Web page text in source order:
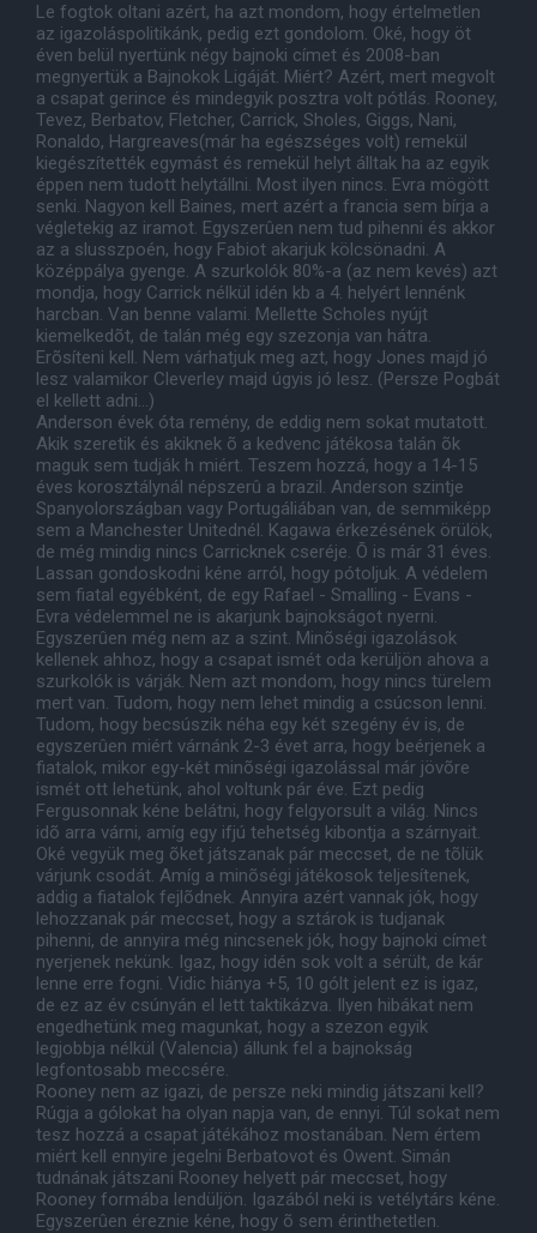
Le fogtok oltani azért, ha azt mondom, hogy értelmetlen
az igazoláspolitikánk, pedig ezt gondolom. Oké, hogy öt
éven belül nyertünk négy bajnoki címet és 2008-ban
megnyertük a Bajnokok Ligáját. Miért? Azért, mert megvolt
a csapat gerince és mindegyik posztra volt pótlás. Rooney,
Tevez, Berbatov, Fletcher, Carrick, Sholes, Giggs, Nani,
Ronaldo, Hargreaves(már ha egészséges volt) remekül
kiegészítették egymást és remekül helyt álltak ha az egyik
éppen nem tudott helytállni. Most ilyen nincs. Evra mögött
senki. Nagyon kell Baines, mert azért a francia sem bírja a
végletekig az iramot. Egyszerûen nem tud pihenni és akkor
az a slusszpoén, hogy Fabiot akarjuk kölcsönadni. A
középpálya gyenge. A szurkolók 80%-a (az nem kevés) azt
mondja, hogy Carrick nélkül idén kb a 4. helyért lennénk
harcban. Van benne valami. Mellette Scholes nyújt
kiemelkedõt, de talán még egy szezonja van hátra.
Erõsíteni kell. Nem várhatjuk meg azt, hogy Jones majd jó
lesz valamikor Cleverley majd úgyis jó lesz. (Persze Pogbát
el kellett adni...)
Anderson évek óta remény, de eddig nem sokat mutatott.
Akik szeretik és akiknek õ a kedvenc játékosa talán õk
maguk sem tudják h miért. Teszem hozzá, hogy a 14-15
éves korosztálynál népszerû a brazil. Anderson szintje
Spanyolországban vagy Portugáliában van, de semmiképp
sem a Manchester Unitednél. Kagawa érkezésének örülök,
de még mindig nincs Carricknek cseréje. Õ is már 31 éves.
Lassan gondoskodni kéne arról, hogy pótoljuk. A védelem
sem fiatal egyébként, de egy Rafael - Smalling - Evans -
Evra védelemmel ne is akarjunk bajnokságot nyerni.
Egyszerûen még nem az a szint. Minõségi igazolások
kellenek ahhoz, hogy a csapat ismét oda kerüljön ahova a
szurkolók is várják. Nem azt mondom, hogy nincs türelem
mert van. Tudom, hogy nem lehet mindig a csúcson lenni.
Tudom, hogy becsúszik néha egy két szegény év is, de
egyszerûen miért várnánk 2-3 évet arra, hogy beérjenek a
fiatalok, mikor egy-két minõségi igazolással már jövõre
ismét ott lehetünk, ahol voltunk pár éve. Ezt pedig
Fergusonnak kéne belátni, hogy felgyorsult a világ. Nincs
idõ arra várni, amíg egy ifjú tehetség kibontja a szárnyait.
Oké vegyük meg õket játszanak pár meccset, de ne tõlük
várjunk csodát. Amíg a minõségi játékosok teljesítenek,
addig a fiatalok fejlõdnek. Annyira azért vannak jók, hogy
lehozzanak pár meccset, hogy a sztárok is tudjanak
pihenni, de annyira még nincsenek jók, hogy bajnoki címet
nyerjenek nekünk. Igaz, hogy idén sok volt a sérült, de kár
lenne erre fogni. Vidic hiánya +5, 10 gólt jelent ez is igaz,
de ez az év csúnyán el lett taktikázva. Ilyen hibákat nem
engedhetünk meg magunkat, hogy a szezon egyik
legjobbja nélkül (Valencia) állunk fel a bajnokság
legfontosabb meccsére.
Rooney nem az igazi, de persze neki mindig játszani kell?
Rúgja a gólokat ha olyan napja van, de ennyi. Túl sokat nem
tesz hozzá a csapat játékához mostanában. Nem értem
miért kell ennyire jegelni Berbatovot és Owent. Simán
tudnának játszani Rooney helyett pár meccset, hogy
Rooney formába lendüljön. Igazából neki is vetélytárs kéne.
Egyszerûen éreznie kéne, hogy õ sem érinthetetlen.